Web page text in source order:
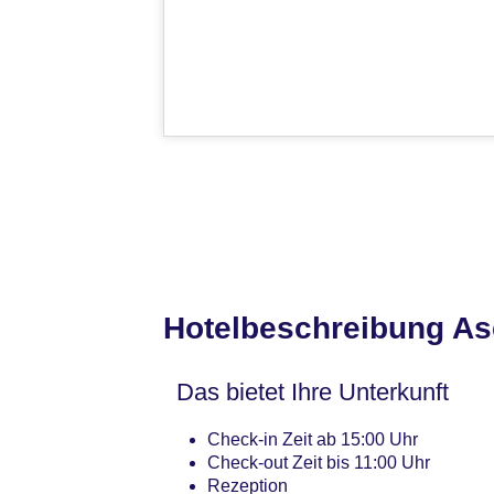
Hotelbeschreibung
Das bietet Ihre Unterkunft
Check-in Zeit ab 15:00 Uhr
Check-out Zeit bis 11:00 Uhr
Rezeption